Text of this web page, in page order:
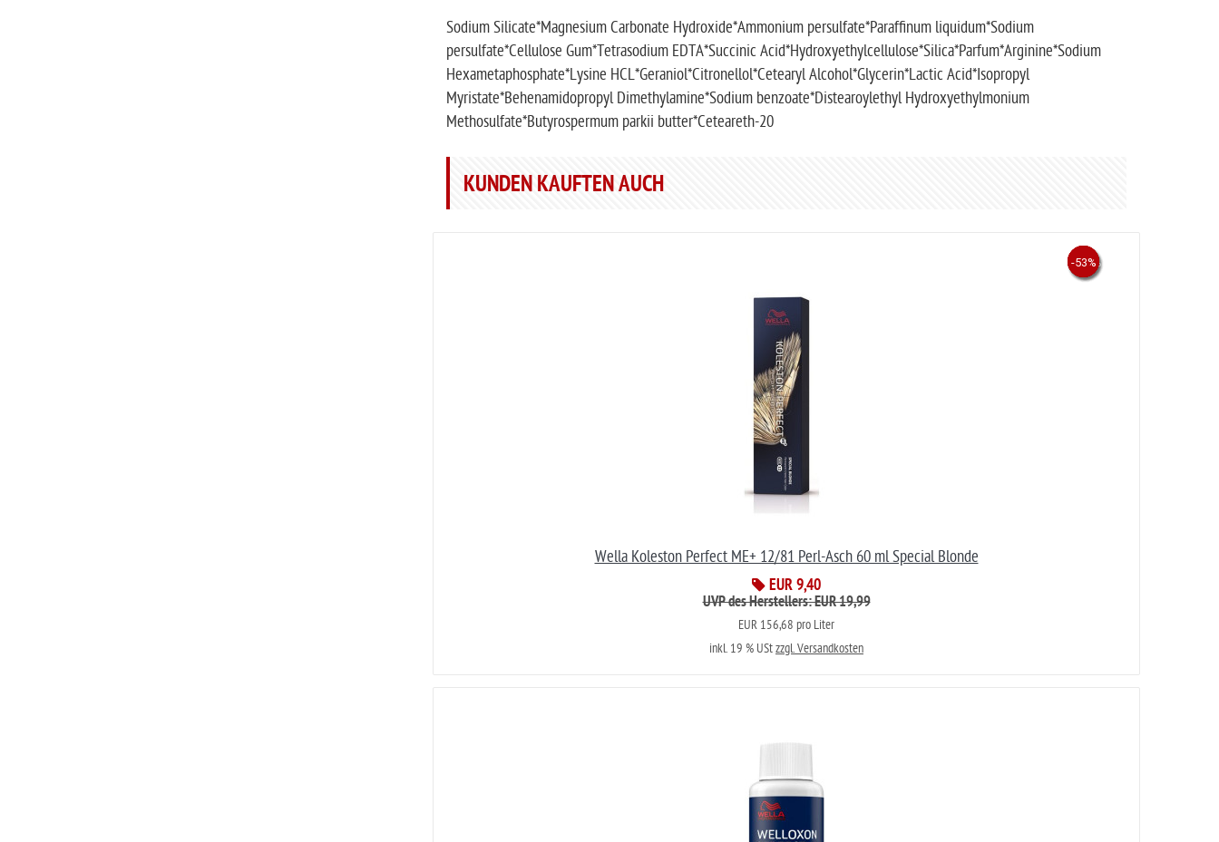
Sodium Silicate*Magnesium Carbonate Hydroxide*Ammonium persulfate*Paraffinum liquidum*Sodium
persulfate*Cellulose Gum*Tetrasodium EDTA*Succinic Acid*Hydroxyethylcellulose*Silica*Parfum*Arginine*Sodium
Hexametaphosphate*Lysine HCL*Geraniol*Citronellol*Cetearyl Alcohol*Glycerin*Lactic Acid*Isopropyl
Myristate*Behenamidopropyl Dimethylamine*Sodium benzoate*Distearoylethyl Hydroxyethylmonium
Methosulfate*Butyrospermum parkii butter*Ceteareth-20
KUNDEN KAUFTEN AUCH
Wella Koleston Perfect ME+ 12/81 Perl-Asch 60 ml Special Blonde
EUR 9,40
-53%
UVP des Herstellers: EUR 19,99
EUR 156,68 pro Liter
inkl. 19 % UStzzgl. Versandkosten
-53%
-47.3%
-50%
-53%